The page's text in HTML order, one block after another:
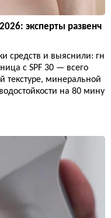
эксперты развенч
средств и выяснили: гн
с SPF 30 — всего
текстуре, минеральной
на 80 мину